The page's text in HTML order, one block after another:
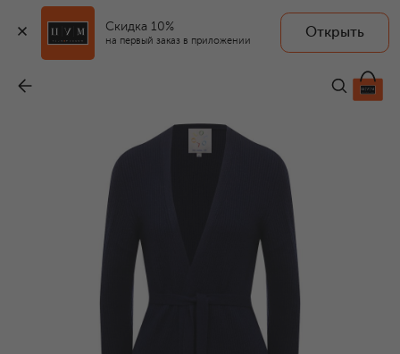
Скидка 10%
на первый заказ в приложении
Открыть
54 000 ₽